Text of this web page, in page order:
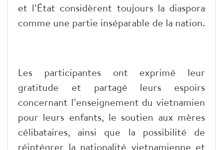
et l’État considèrent toujours la diaspora
comme une partie inséparable de la nation.
Les participantes ont exprimé leur
gratitude et partagé leurs espoirs
concernant l’enseignement du vietnamien
pour leurs enfants, le soutien aux mères
célibataires, ainsi que la possibilité de
réintégrer la nationalité vietnamienne et